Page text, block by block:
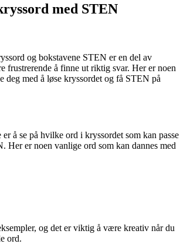
med STEN
og bokstavene STEN er en del av
frustrerende å finne ut riktig svar. Her er noen
deg med å løse kryssordet og få STEN på
å se på hvilke ord i kryssordet som kan passe
Her er noen vanlige ord som kan dannes med
og det er viktig å være kreativ når du
ord.